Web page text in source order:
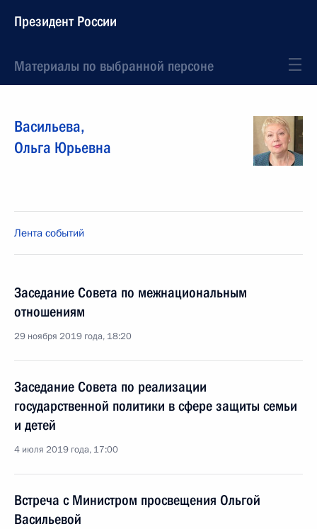
Президент России
Материалы по выбранной персоне
Васильева,
Ольга Юрьевна
Лента событий
Заседание Совета по межнациональным
отношениям
29 ноября 2019 года, 18:20
Заседание Совета по реализации
государственной политики в сфере защиты семьи
и детей
4 июля 2019 года, 17:00
Встреча с Министром просвещения Ольгой
Васильевой